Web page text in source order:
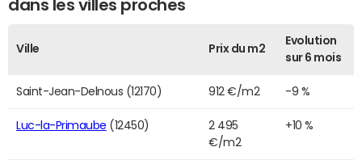
dans les villes proches
Ville Prix du m2
Evolution
sur 6 mois
Saint-Jean-Delnous (12170) 912 €/m2 -9 %
Luc-la-Primaube (12450)
2 495
€/m2
+10 %